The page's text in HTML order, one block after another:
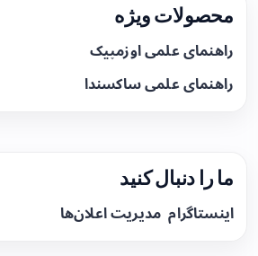
محصولات ویژه
راهنمای علمی اوزمپیک
راهنمای علمی ساکسندا
ما را دنبال کنید
اینستاگرام مدیریت اعلان‌ها